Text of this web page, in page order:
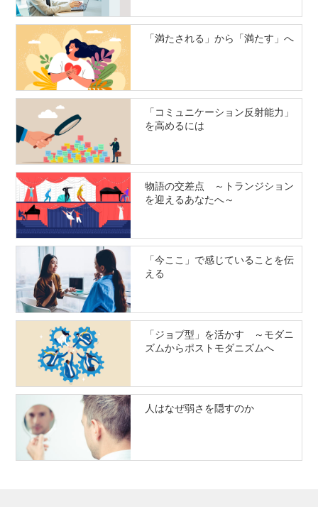
「満たされる」から「満たす」へ
「コミュニケーション反射能力」
を高めるには
物語の交差点 ～トランジション
を迎えるあなたへ～
「今ここ」で感じていることを伝
える
「ジョブ型」を活かす ～モダニ
ズムからポストモダニズムへ
人はなぜ弱さを隠すのか